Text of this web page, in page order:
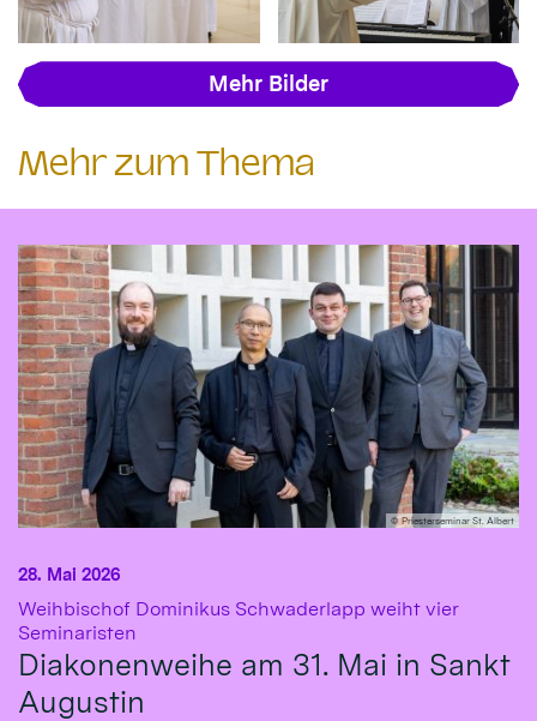
Mehr Bilder
Mehr zum Thema
© Priesterseminar St. Albert
Weihbischof Dominikus Schwaderlapp weiht vier
Seminaristen
Diakonenweihe am 31. Mai in Sankt
Augustin
28. Mai 2026